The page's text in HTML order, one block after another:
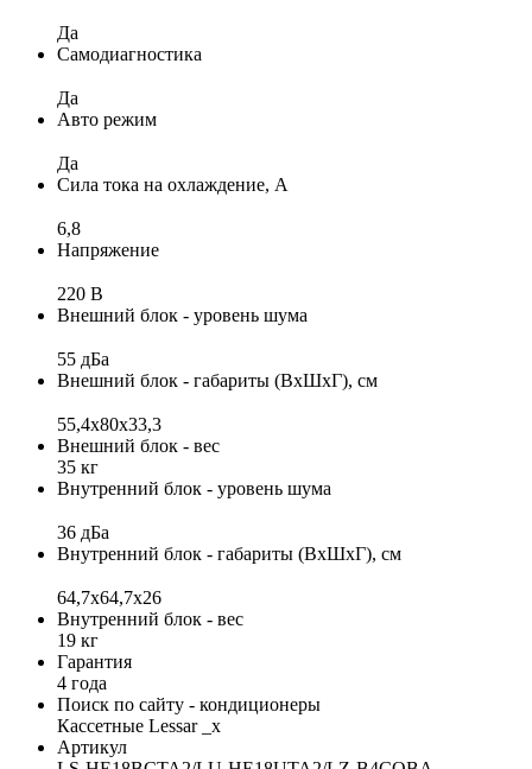
Да
Самодиагностика
Да
Авто режим
Да
Сила тока на охлаждение, А
6,8
Напряжение
220 В
Внешний блок - уровень шума
55 дБа
Внешний блок - габариты (ВхШхГ), см
55,4x80x33,3
Внешний блок - вес
35 кг
Внутренний блок - уровень шума
36 дБа
Внутренний блок - габариты (ВхШхГ), см
64,7x64,7х26
Внутренний блок - вес
19 кг
Гарантия
4 года
Поиск по сайту - кондиционеры
Кассетные Lessar _x
Артикул